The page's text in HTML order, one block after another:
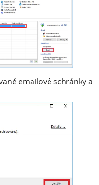
emailové schránky a